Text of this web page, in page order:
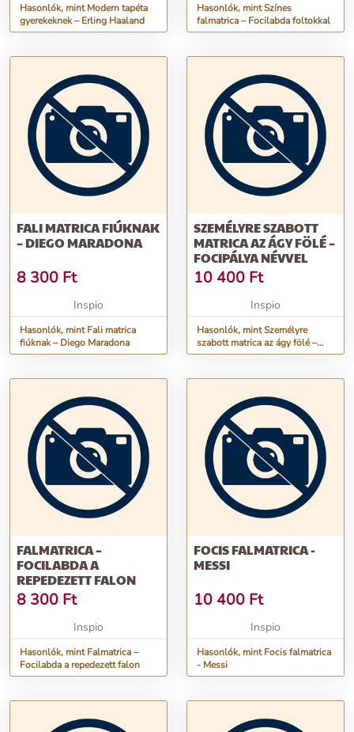
Hasonlók, mint Modern tapéta
gyerekeknek – Erling Haaland
Hasonlók, mint Színes
falmatrica – Focilabda foltokkal
FALI MATRICA FIÚKNAK
– DIEGO MARADONA
8 300 Ft
Inspio
Hasonlók, mint Fali matrica
fiúknak – Diego Maradona
SZEMÉLYRE SZABOTT
MATRICA AZ ÁGY FÖLÉ –
FOCIPÁLYA NÉVVEL
10 400 Ft
Inspio
Hasonlók, mint Személyre
szabott matrica az ágy fölé –
Focipálya névvel
FALMATRICA –
FOCILABDA A
REPEDEZETT FALON
8 300 Ft
Inspio
Hasonlók, mint Falmatrica –
Focilabda a repedezett falon
FOCIS FALMATRICA -
MESSI
10 400 Ft
Inspio
Hasonlók, mint Focis falmatrica
- Messi